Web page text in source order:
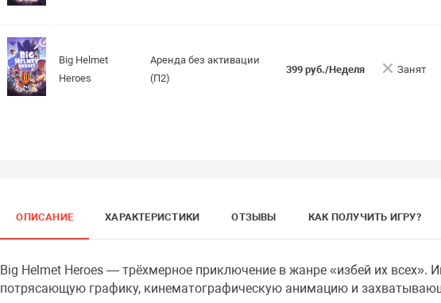
Big Helmet
Heroes
Аренда без активации
(П2)
399 руб./Неделя Занят
ОПИСАНИЕ ХАРАКТЕРИСТИКИ ОТЗЫВЫ КАК ПОЛУЧИТЬ ИГРУ?
Big Helmet Heroes — трёхмерное приключение в жанре «избей их всех».
потрясающую графику, кинематографическую анимацию и